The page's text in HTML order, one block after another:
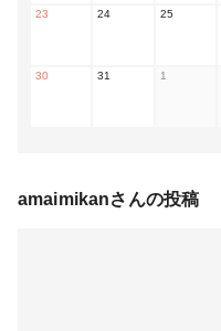
23 24 25
30 31 1
amaimikanさんの投稿